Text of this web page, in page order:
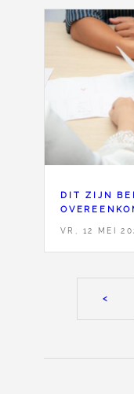
DIT ZIJN
VR, 12 MEI
<